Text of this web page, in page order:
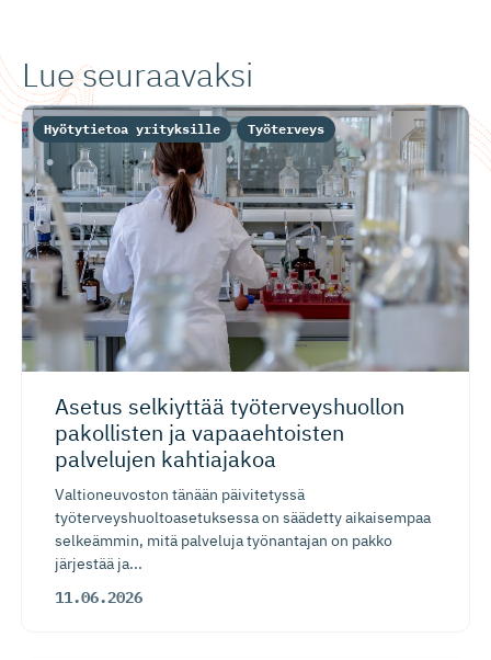
Lue seuraavaksi
Asetus selkiyttää työterveys­huollon
pakollisten ja vapaaehtoisten
palvelujen kahtiajakoa
Valtioneuvoston tänään päivitetyssä
työterveyshuoltoasetuksessa on säädetty aikaisempaa
selkeämmin, mitä palveluja työnantajan on pakko
järjestää ja...
11.06.2026
Hyötytietoa yrityksille Työterveys